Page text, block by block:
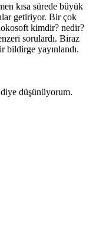
kısa sürede büyük
getiriyor. Bir çok
kimdir? nedir?
sorulardı. Biraz
bildirge yayınlandı.
düşünüyorum.